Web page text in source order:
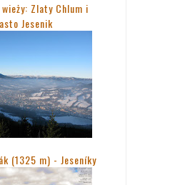
Zlaty Chlum i
Jesenik
(1325 m) - Jeseníky